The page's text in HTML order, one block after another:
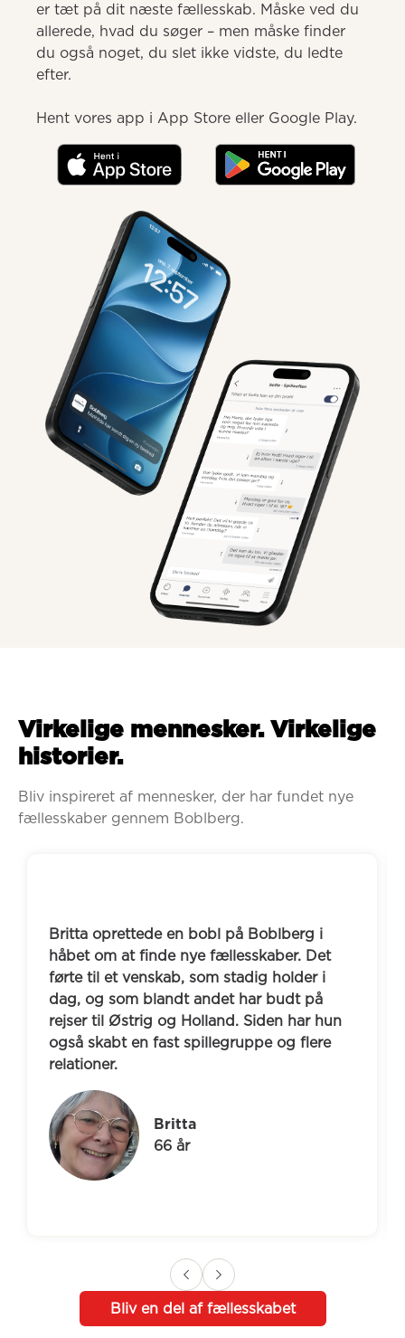
er tæt på dit næste fællesskab. Måske ved du
allerede, hvad du søger – men måske finder
du også noget, du slet ikke vidste, du ledte
efter.
Hent vores app i App Store eller Google Play.
Virkelige mennesker. Virkelige
historier.
Bliv inspireret af mennesker, der har fundet nye
fællesskaber gennem Boblberg.
Britta oprettede en bobl på Boblberg i
håbet om at finde nye fællesskaber. Det
førte til et venskab, som stadig holder i
dag, og som blandt andet har budt på
rejser til Østrig og Holland. Siden har hun
også skabt en fast spillegruppe og flere
relationer.
Britta
66 år
Bliv en del af fællesskabet